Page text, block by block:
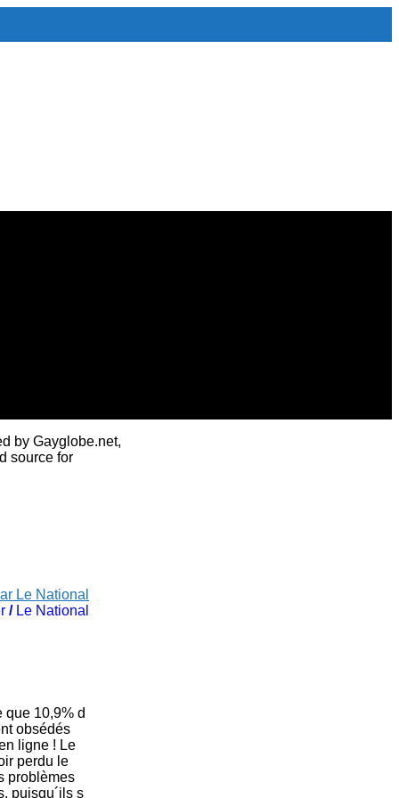
by Gayglobe.net,
source for
Le National
/Le National
10,9% d
obsédés
ligne ! Le
perdu le
problèmes
puisqu´ils s